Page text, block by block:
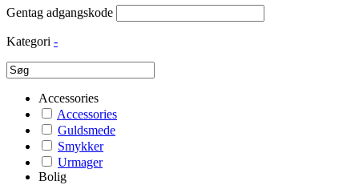
Gentag adgangskode
Kategori -
Accessories
Accessories
Guldsmede
Smykker
Urmager
Bolig